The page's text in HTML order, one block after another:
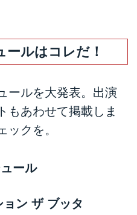
ールはコレだ！
ールを大発表。出演
もあわせて掲載しま
ックを。
ール
ン ザ ブッタ